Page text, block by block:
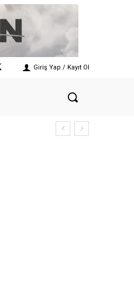
Giriş Yap / Kayıt Ol